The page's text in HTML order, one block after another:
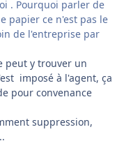
. Pourquoi parler de
papier ce n'est pas le
de l'entreprise par
peut y trouver un
imposé à l'agent, ça
pour convenance
suppression,